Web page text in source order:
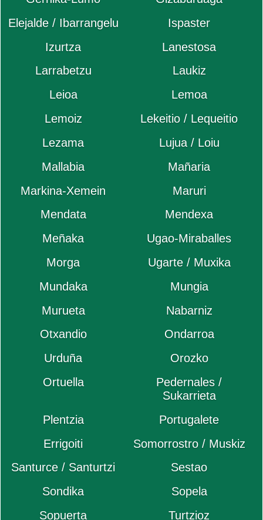
Elejalde / Ibarrangelu
Ispaster
Izurtza
Lanestosa
Larrabetzu
Laukiz
Leioa
Lemoa
Lemoiz
Lekeitio / Lequeitio
Lezama
Lujua / Loiu
Mallabia
Mañaria
Markina-Xemein
Maruri
Mendata
Mendexa
Meñaka
Ugao-Miraballes
Morga
Ugarte / Muxika
Mundaka
Mungia
Murueta
Nabarniz
Otxandio
Ondarroa
Urduña
Orozko
Ortuella
Pedernales /
Sukarrieta
Plentzia
Portugalete
Errigoiti
Somorrostro / Muskiz
Santurce / Santurtzi
Sestao
Sondika
Sopela
Sopuerta
Turtzioz